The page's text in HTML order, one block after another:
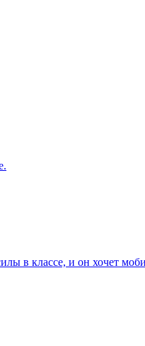
в классе, и он хочет